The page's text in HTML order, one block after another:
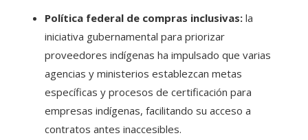
Política federal de compras inclusivas: la
iniciativa gubernamental para priorizar
proveedores indígenas ha impulsado que varias
agencias y ministerios establezcan metas
específicas y procesos de certificación para
empresas indígenas, facilitando su acceso a
contratos antes inaccesibles.